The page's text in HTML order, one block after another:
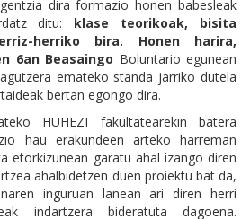
dira formazio honen babesleak
ditu: klase teorikoak, bisita
erriz-herriko bira. Honen harira,
6an Beasaingo Boluntario egunean
emateko standa jarriko dutela
bertan egongo dira.
HUHEZI fakultatearekin batera
hau erakundeen arteko harreman
etorkizunean garatu ahal izango diren
ahalbidetzen duen proiektu bat da,
inguruan lanean ari diren herri
indartzera bideratuta dagoena.